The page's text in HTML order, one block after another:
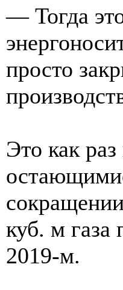
— Тогда
просто
Это как
куб. м
2019-м.